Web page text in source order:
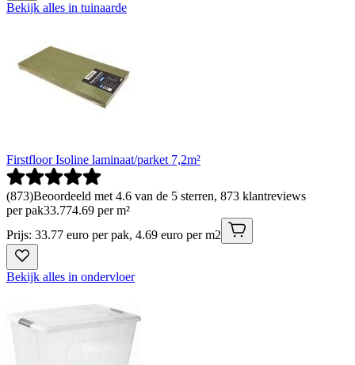
Bekijk alles in tuinaarde
Firstfloor Isoline laminaat/parket 7,2m²
(873)Beoordeeld met 4.6 van de 5 sterren, 873 klantreviews
per pak33.774.69 per m²
Prijs: 33.77 euro per pak, 4.69 euro per m2
Bekijk alles in ondervloer